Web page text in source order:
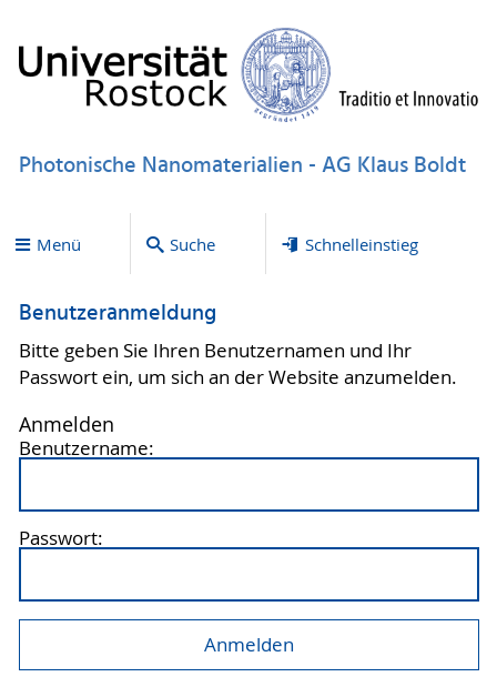
Photonische Nanomaterialien - AG Klaus Boldt
Menü Suche Schnelleinstieg
Benutzeranmeldung
Bitte geben Sie Ihren Benutzernamen und Ihr
Passwort ein, um sich an der Website anzumelden.
Anmelden
Benutzername:
Passwort: